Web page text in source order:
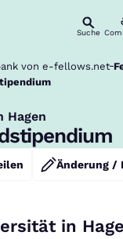
Suche
von e-fellows.net
Hagen
Änderung /
in